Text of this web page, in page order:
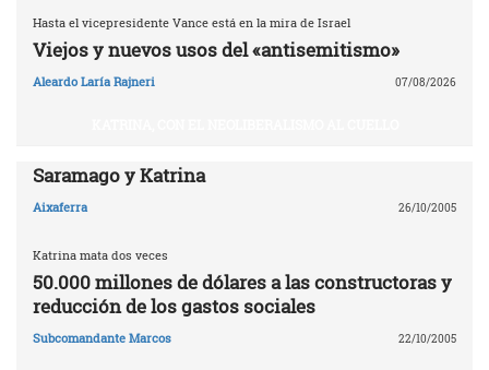
Hasta el vicepresidente Vance está en la mira de Israel
Viejos y nuevos usos del «antisemitismo»
Aleardo Laría Rajneri 07/08/2026
Saramago y Katrina
Aixaferra 26/10/2005
Katrina mata dos veces
50.000 millones de dólares a las constructoras y
reducción de los gastos sociales
Subcomandante Marcos 22/10/2005